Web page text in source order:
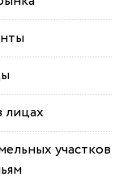
лицах
участков